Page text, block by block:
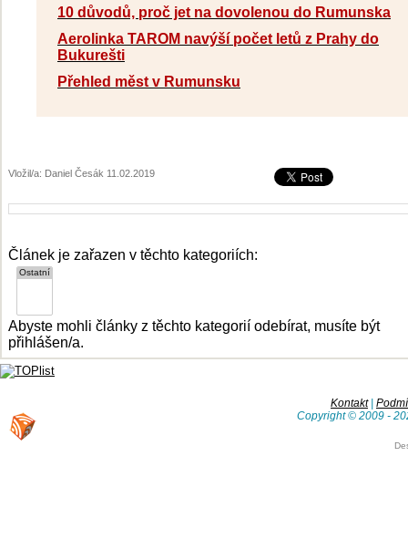
10 důvodů, proč jet na dovolenou do Rumunska
Aerolinka TAROM navýší počet letů z Prahy do
Bukurešti
Přehled měst v Rumunsku
Vložil/a: Daniel Česák 11.02.2019
Článek je zařazen v těchto kategoriích:
Abyste mohli články z těchto kategorií odebírat, musíte být
přihlášen/a.
Kontakt|
Copyright © 2009 -